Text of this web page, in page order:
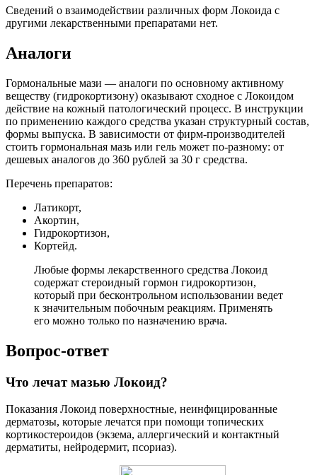
Сведений о взаимодействии различных форм Локоида с
другими лекарственными препаратами нет.
Аналоги
Гормональные мази — аналоги по основному активному
веществу (гидрокортизону) оказывают сходное с Локоидом
действие на кожный патологический процесс. В инструкции
по применению каждого средства указан структурный состав,
формы выпуска. В зависимости от фирм-производителей
стоить гормональная мазь или гель может по-разному: от
дешевых аналогов до 360 рублей за 30 г средства.
Перечень препаратов:
Латикорт,
Акортин,
Гидрокортизон,
Кортейд.
Любые формы лекарственного средства Локоид
содержат стероидный гормон гидрокортизон,
который при бесконтрольном использовании ведет
к значительным побочным реакциям. Применять
его можно только по назначению врача.
Вопрос-ответ
Что лечат мазью Локоид?
Показания Локоид поверхностные, неинфицированные
дерматозы, которые лечатся при помощи топических
кортикостероидов (экзема, аллергический и контактный
дерматиты, нейродермит, псориаз).